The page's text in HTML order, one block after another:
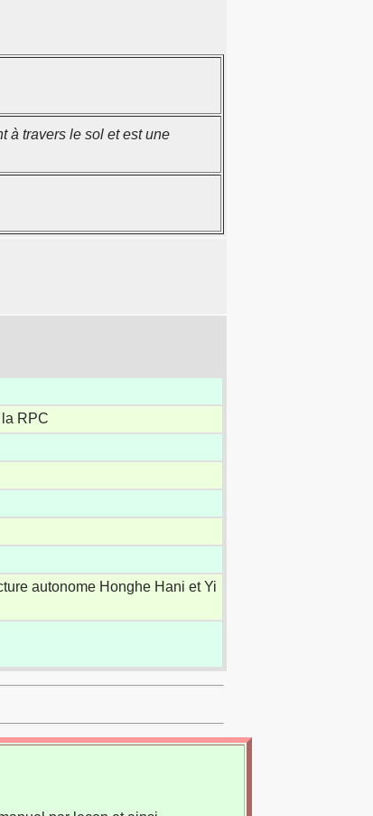
à travers le sol et est une
RPC
autonome Honghe Hani et Yi